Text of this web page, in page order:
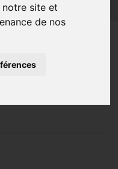
site et
de nos
André